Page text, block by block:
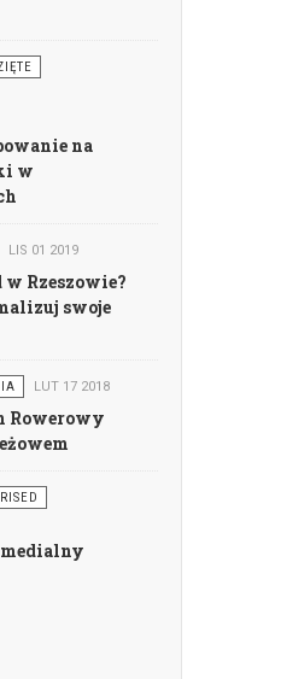
na
w
LIS 01 2019
Rzeszowie?
swoje
LUT 17 2018
Rowerowy